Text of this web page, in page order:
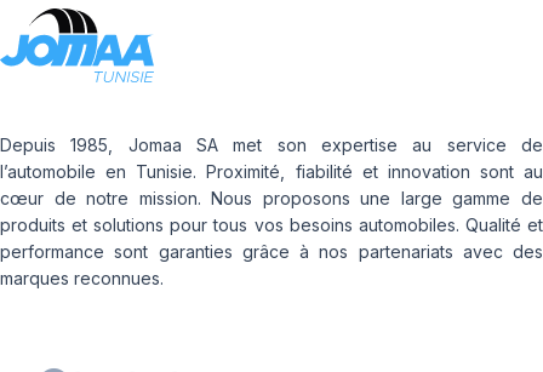
Depuis 1985, Jomaa SA met son expertise au service de
l’automobile en Tunisie. Proximité, fiabilité et innovation sont au
cœur de notre mission. Nous proposons une large gamme de
produits et solutions pour tous vos besoins automobiles. Qualité et
performance sont garanties grâce à nos partenariats avec des
marques reconnues.